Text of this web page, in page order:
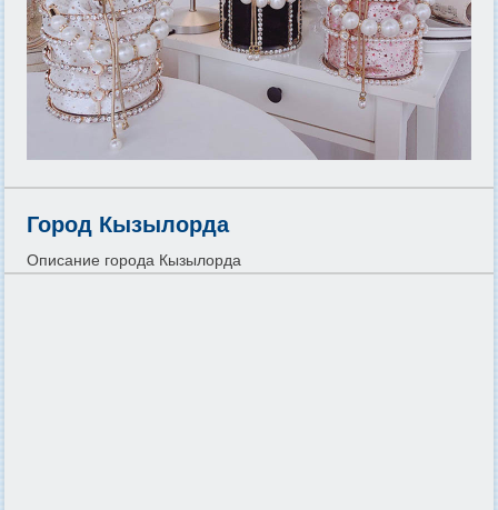
Город Кызылорда
Описание города Кызылорда